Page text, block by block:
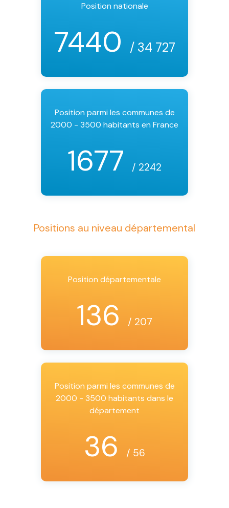
Position nationale
7440 / 34 727
Position parmi les communes de
2000 - 3500 habitants en France
1677 / 2242
Positions au niveau départemental
Position départementale
136 / 207
Position parmi les communes de
2000 - 3500 habitants dans le
département
36 / 56